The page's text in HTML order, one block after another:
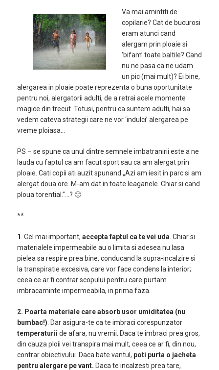
Va mai amintiti de
copilarie? Cat de bucurosi
eram atunci cand
alergam prin ploaie si
‘bifam’ toate baltile? Cand
nu ne pasa ca ne udam
un pic (mai mult)? Ei bine,
alergarea in ploaie poate reprezenta o buna oportunitate
pentru noi, alergatorii adulti, de a retrai acele momente
magice din trecut. Totusi, pentru ca suntem adulti, hai sa
vedem cateva strategii care ne vor ‘indulci’ alergarea pe
vreme ploiasa…
PS – se spune ca unul dintre semnele imbatranirii este a ne
lauda cu faptul ca am facut sport sau ca am alergat prin
ploaie. Cati copii ati auzit spunand „Azi am iesit in parc si am
alergat doua ore. M-am dat in toate leaganele. Chiar si cand
ploua torential.”…? 🙂
**
1 . Cel mai important, accepta faptul ca te vei uda . Chiar si
materialele impermeabile au o limita si adesea nu lasa
pielea sa respire prea bine, conducand la supra-incalzire si
la transpiratie excesiva, care vor face condens la interior;
ceea ce ar fi contrar scopului pentru care purtam
imbracaminte impermeabila, in prima faza.
2. Poarta materiale care absorb usor umiditatea (nu
bumbac!) . Dar asigura-te ca te imbraci corespunzator
temperaturii de afara, nu vremii. Daca te imbraci prea gros,
din cauza ploii vei transpira mai mult, ceea ce ar fi, din nou,
contrar obiectivului. Daca bate vantul, poti purta o jacheta
pentru alergare pe vant. Daca te incalzesti prea tare,